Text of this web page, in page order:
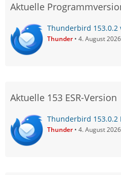
Aktuelle
Thunderbird
Thunder 4. August
Aktuelle 153 ESR-Version
Thunderbird 153.0.2
Thunder 4. August